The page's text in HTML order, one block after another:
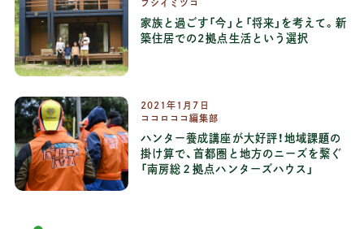
フジイミツコ
家族と過ごす「今」と「将来」を考えて。新
築住居での2拠点生活という選択
2021年1月7日
ココロココ編集部
ハンター養成講座が大好評！地域課題の
掛け算で、首都圏と地方のニーズを繋ぐ
「南房総２拠点ハンターズハウス」